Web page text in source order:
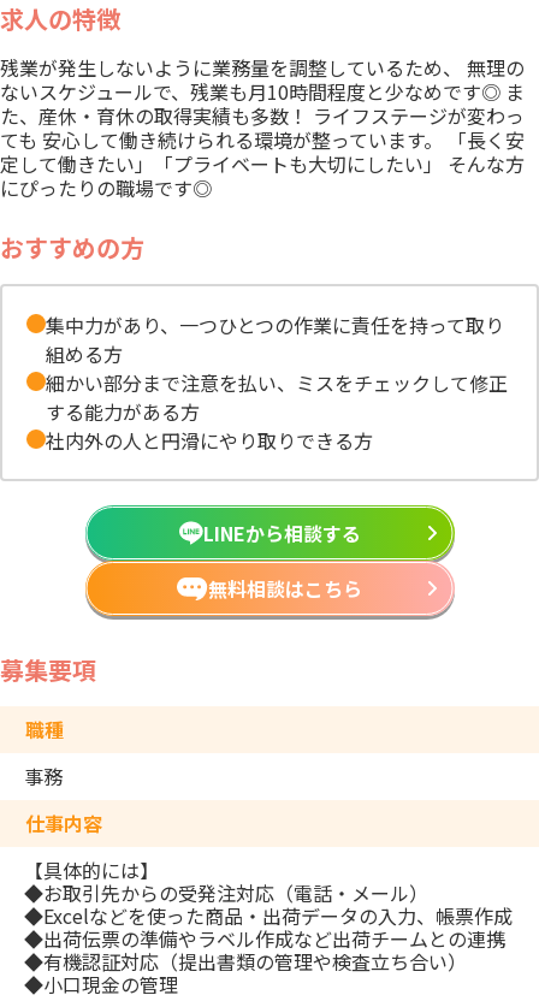
求人の特徴
残業が発生しないように業務量を調整しているため、 無理の
ないスケジュールで、残業も月10時間程度と少なめです◎ ま
た、産休・育休の取得実績も多数！ ライフステージが変わっ
ても 安心して働き続けられる環境が整っています。 「長く安
定して働きたい」「プライベートも大切にしたい」 そんな方
にぴったりの職場です◎
おすすめの方
集中力があり、一つひとつの作業に責任を持って取り
組める方
細かい部分まで注意を払い、ミスをチェックして修正
する能力がある方
社内外の人と円滑にやり取りできる方
LINEから相談する
無料相談はこちら
募集要項
職種
事務
仕事内容
【具体的には】
◆お取引先からの受発注対応（電話・メール）
◆Excelなどを使った商品・出荷データの入力、帳票作成
◆出荷伝票の準備やラベル作成など出荷チームとの連携
◆有機認証対応（提出書類の管理や検査立ち合い）
◆小口現金の管理